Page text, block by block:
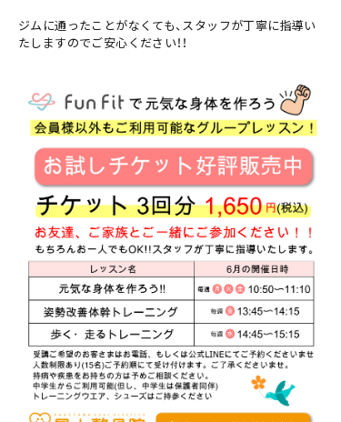
ジムに通ったことがなくても、スタッフが丁寧に指導い
たしますのでご安心ください！！